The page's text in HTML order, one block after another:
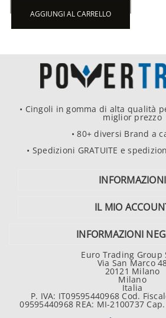
AGGIUNGI AL CARRELLO
• Cingoli in gomma di alta qualità
miglior prezzo
• 80+ diversi Brand a
• Spedizioni GRATUITE e
INFORMAZIONI
IL MIO
INFORMAZIONI
Euro Trading Group
Via San Marco
20121 Milano
Milano
Italia
P. IVA: IT09595440968 Cod.
09595440968 REA: MI-2100737